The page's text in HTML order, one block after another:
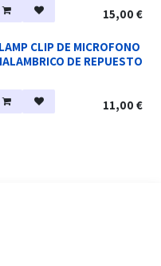
15,00 €
CLIP DE MICROFONO
DE REPUESTO
11,00 €